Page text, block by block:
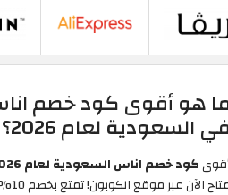
هو أقوى كود خصم
في السعودية لعام 2026؟
كود خصم اناس السعودية لعام 2026 هو
متاح